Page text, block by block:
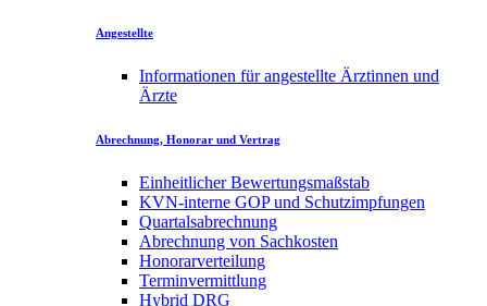
Angestellte
Informationen für angestellte Ärztinnen und
Ärzte
Abrechnung, Honorar und Vertrag
Einheitlicher Bewertungsmaßstab
KVN-interne GOP und Schutzimpfungen
Quartalsabrechnung
Abrechnung von Sachkosten
Honorarverteilung
Terminvermittlung
Hybrid DRG